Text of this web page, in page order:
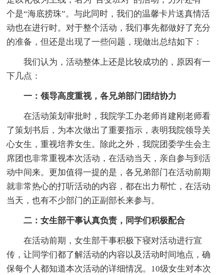
个是“海底捞珠”。与此同时，我们的温馨卡片送真情活
动也在进行时。对于整个活动，我们事先都做好了充分
的准备，但还是出现了一些问题，现做出总结如下：
我们认为，活动整体上还是比较成功的，原因有一
下几点：
一：领导高度重视，各兄弟部门团结协力
在活动策划审批时，我院学工办老师肖建刚老师看
了策划书后，为本次做出了重要指示，表明我院领导关
心女生，重视培养女生。除此之外，我院团委学生会主
席团也非常重视本次活动，在活动当天，亲自参与到活
动中间来。更加值得一提的是，各兄弟部门在活动前期
就非常热心的打听活动的内容，都在出力帮忙，在活动
当天，也有不少部门的正副部长来参与。
二：女生部干事认真负责，同学们积极配合
在活动前期，女生部干事积极下寝对活动进行宣
传，让同学们都了解活动的内容以及活动时间地点，确
保每个人都知道本次活动的详细情况。10级女生对本次